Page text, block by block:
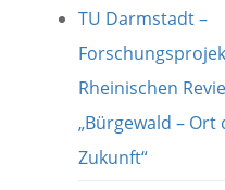
TU Darmstadt –
Rheinischen
„Bürgewald – Ort
Zukunft“